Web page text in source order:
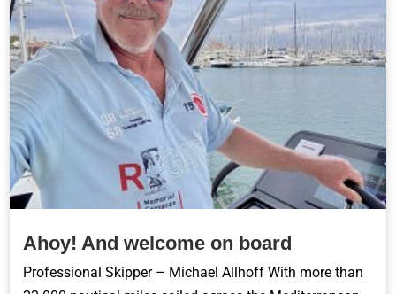
Ahoy! And welcome on board
Professional Skipper – Michael Allhoff With more than